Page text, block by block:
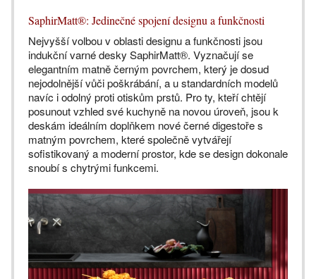
SaphirMatt®: Jedinečné spojení designu a funkčnosti
Nejvyšší volbou v oblasti designu a funkčnosti jsou
indukční varné desky SaphirMatt®. Vyznačují se
elegantním matně černým povrchem, který je dosud
nejodolnější vůči poškrábání, a u standardních modelů
navíc i odolný proti otiskům prstů. Pro ty, kteří chtějí
posunout vzhled své kuchyně na novou úroveň, jsou k
deskám ideálním doplňkem nové černé digestoře s
matným povrchem, které společně vytvářejí
sofistikovaný a moderní prostor, kde se design dokonale
snoubí s chytrými funkcemi.